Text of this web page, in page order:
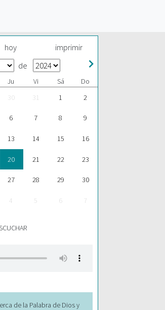
hoy imprimir
de
Ju Vi Sá
Do
30 31 1 2
6 7 8 9
13 14 15 16
20 21 22 23
27 28 29 30
4 5 6 7
de la Palabra de Dios y